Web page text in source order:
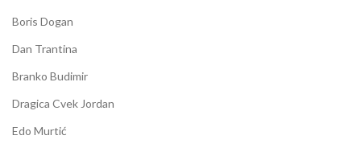
Boris Dogan
Dan Trantina
Branko Budimir
Dragica Cvek Jordan
Edo Murtić